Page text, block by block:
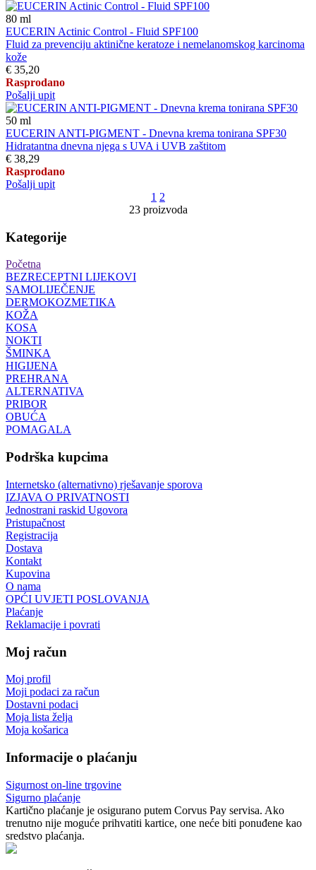
80 ml
EUCERIN Actinic Control - Fluid SPF100
Fluid za prevenciju aktinične keratoze i nemelanomskog karcinoma
kože
€ 35,20
Rasprodano
Pošalji upit
50 ml
EUCERIN ANTI-PIGMENT - Dnevna krema tonirana SPF30
Hidratantna dnevna njega s UVA i UVB zaštitom
€ 38,29
Rasprodano
Pošalji upit
1 2
23 proizvoda
Kategorije
Početna
BEZRECEPTNI LIJEKOVI
SAMOLIJEČENJE
DERMOKOZMETIKA
KOŽA
KOSA
NOKTI
ŠMINKA
HIGIJENA
PREHRANA
ALTERNATIVA
PRIBOR
OBUĆA
POMAGALA
Podrška kupcima
Internetsko (alternativno) rješavanje sporova
IZJAVA O PRIVATNOSTI
Jednostrani raskid Ugovora
Pristupačnost
Registracija
Dostava
Kontakt
Kupovina
O nama
OPĆI UVJETI POSLOVANJA
Plaćanje
Reklamacije i povrati
Moj račun
Moj profil
Moji podaci za račun
Dostavni podaci
Moja lista želja
Moja košarica
Informacije o plaćanju
Sigurnost on-line trgovine
Sigurno plaćanje
Kartično plaćanje je osigurano putem Corvus Pay servisa. Ako
trenutno nije moguće prihvatiti kartice, one neće biti ponuđene kao
sredstvo plaćanja.